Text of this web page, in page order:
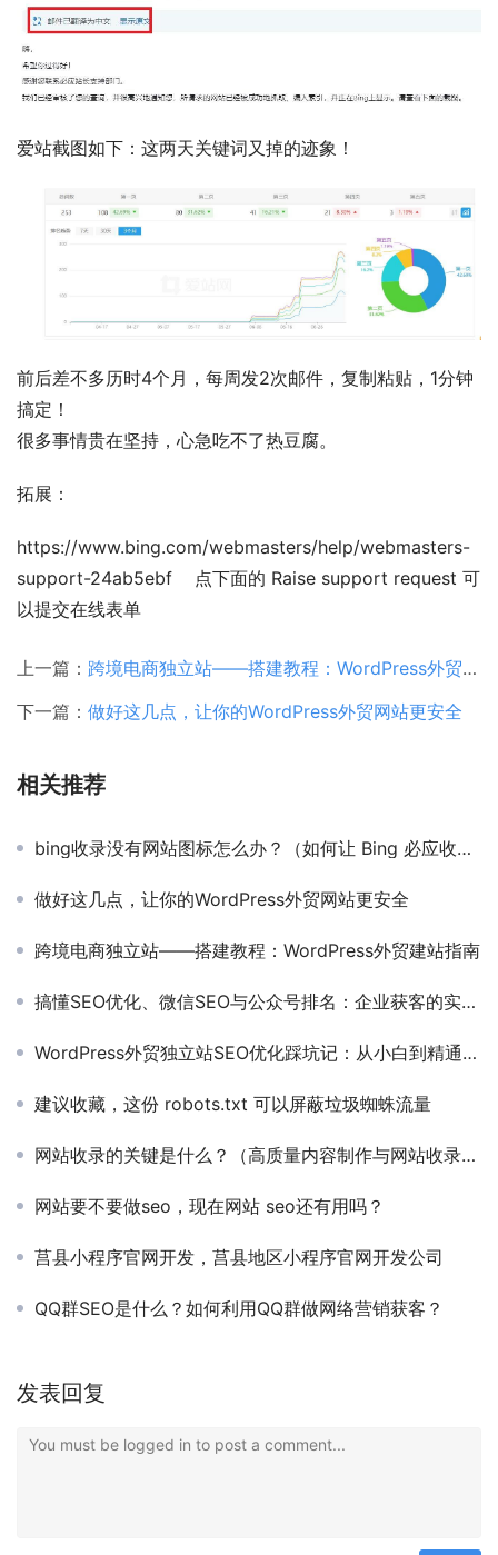
爱站截图如下：这两天关键词又掉的迹象！
前后差不多历时4个月，每周发2次邮件，复制粘贴，1分钟
搞定！
很多事情贵在坚持，心急吃不了热豆腐。
拓展：
https://www.bing.com/webmasters/help/webmasters-
support-24ab5ebf    点下面的 Raise support request 可
以提交在线表单
上一篇： 跨境电商独立站——搭建教程：WordPress外贸建站指南
下一篇： 做好这几点，让你的WordPress外贸网站更安全
相关推荐
bing收录没有网站图标怎么办？（如何让 Bing 必应收录你的网站图标）
做好这几点，让你的WordPress外贸网站更安全
跨境电商独立站——搭建教程：WordPress外贸建站指南
搞懂SEO优化、微信SEO与公众号排名：企业获客的实用指南
WordPress外贸独立站SEO优化踩坑记：从小白到精通的血泪史
建议收藏，这份 robots.txt 可以屏蔽垃圾蜘蛛流量
网站收录的关键是什么？（高质量内容制作与网站收录：内容为王）
网站要不要做seo，现在网站 seo还有用吗？
莒县小程序官网开发，莒县地区小程序官网开发公司
QQ群SEO是什么？如何利用QQ群做网络营销获客？
发表回复
You must be logged in to post a comment...